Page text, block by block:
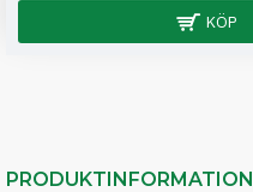
KÖP
PRODUKTINFORMATION